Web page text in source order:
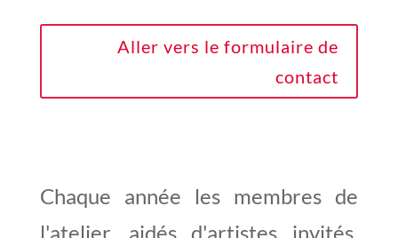
Aller vers le formulaire de
contact
Chaque année les membres de
l'atelier, aidés d'artistes invités,